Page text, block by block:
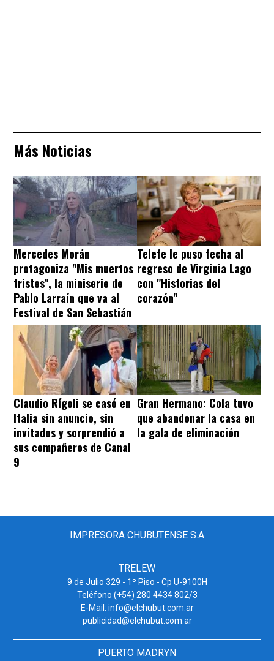
Más Noticias
Mercedes Morán
protagoniza "Mis muertos
tristes", la miniserie de
Pablo Larraín que va al
Festival de San Sebastián
Telefe le puso fecha al
regreso de Virginia Lago
con "Historias del
corazón"
Claudio Rígoli se casó en
Italia sin anuncio, sin
invitados y sorprendió a
sus compañeros de Canal
9
Gran Hermano: Cola tuvo
que abandonar la casa en
la gala de eliminación
IMPRESORA CHUBUTENSE S.A
TRELEW
9 de Julio 329 - 1º Piso - Cp U-9100H
Teléfono (+54) 280 4434 802/3
E-Mail: info@elchubut.com.ar
publicidad@elchubut.com.ar
PUERTO MADRYN